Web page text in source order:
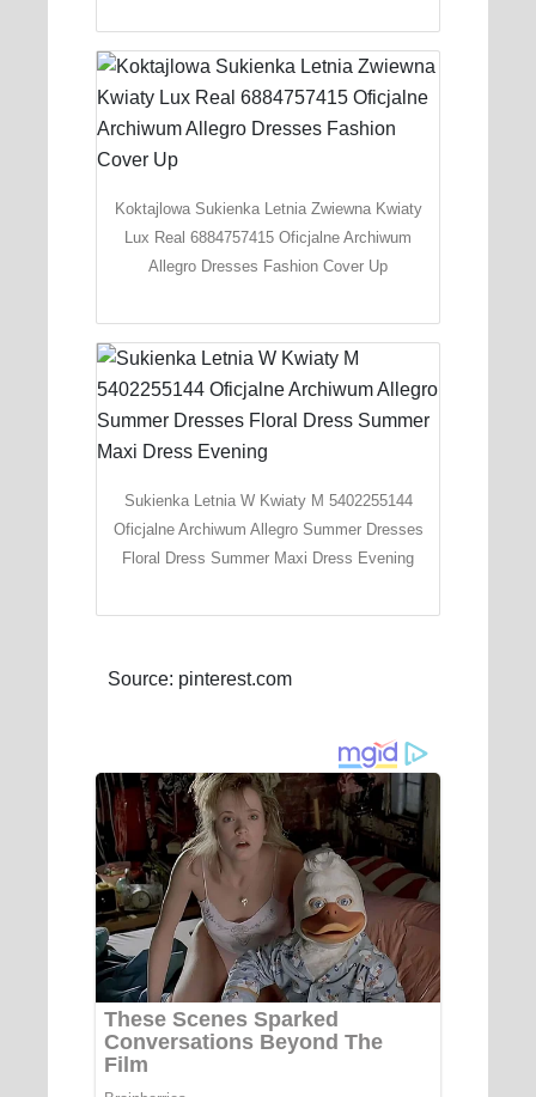
Koktajlowa Sukienka Letnia Zwiewna Kwiaty
Lux Real 6884757415 Oficjalne Archiwum
Allegro Dresses Fashion Cover Up
Sukienka Letnia W Kwiaty M 5402255144
Oficjalne Archiwum Allegro Summer Dresses
Floral Dress Summer Maxi Dress Evening
Source: pinterest.com